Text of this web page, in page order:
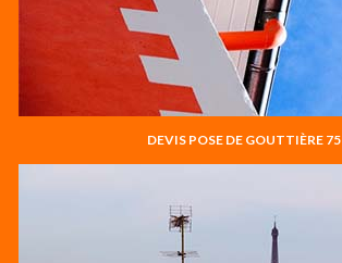
DEVIS POSE DE GOUTTIÈRE 75